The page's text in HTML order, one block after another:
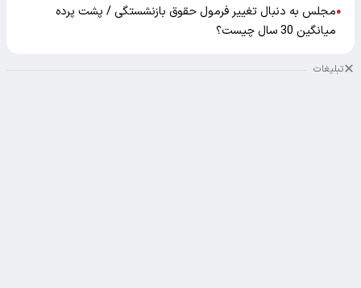
●مجلس به دنبال تغییر فرمول حقوق بازنشستگی / پشت پرده
میانگین 30 سال چیست؟
تبلیغات